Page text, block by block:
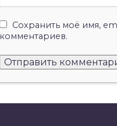
Сохранить моё имя,
комментариев.